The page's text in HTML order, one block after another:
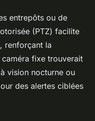
entrepôts ou de
(PTZ) facilite
renforçant la
fixe trouverait
vision nocturne ou
des alertes ciblées